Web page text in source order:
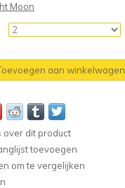
Moon
aan winkelwagen
over dit product
toevoegen
om te vergelijken